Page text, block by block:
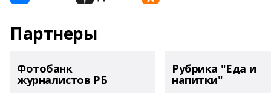
Партнеры
Фотобанк
журналистов РБ
Рубрика "Еда и
напитки"